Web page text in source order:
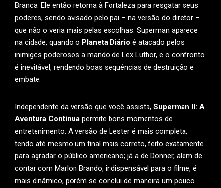
Branca. Ele então retorna à Fortaleza para resgatar seus
poderes, sendo avisado pelo pai – na versão do diretor –
que não o veria mais pelas escolhas. Superman aparece
na cidade, quando o Planeta Diário é atacado pelos
inimigos poderosos a mando de Lex Luthor, e o confronto
é inevitável, rendendo boas sequências de destruição e
embate.
Independente da versão que você assista, Superman II: A
Aventura Continua permite bons momentos de
entretenimento. A versão de Lester é mais completa,
tendo até mesmo um final mais correto, feito exatamente
para agradar o público americano; já a de Donner, além de
contar com Marlon Brando, indispensável para o filme, é
mais dinâmico, porém se conclui de maneira um pouco